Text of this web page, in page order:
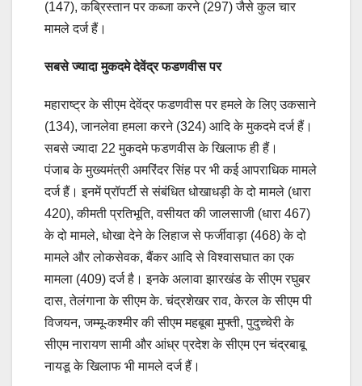
(147), कब्रिस्तान पर कब्जा करने (297) जैसे कुल चार
मामले दर्ज हैं।
सबसे ज्यादा मुकदमे देवेंद्र फडणवीस पर
महाराष्ट्र के सीएम देवेंद्र फडणवीस पर हमले के लिए उकसाने
(134), जानलेवा हमला करने (324) आदि के मुकदमे दर्ज हैं।
सबसे ज्यादा 22 मुकदमे फडणवीस के खिलाफ ही हैं।
पंजाब के मुख्यमंत्री अमरिंदर सिंह पर भी कई आपराधिक मामले
दर्ज हैं। इनमें प्रॉपर्टी से संबंधित धोखाधड़ी के दो मामले (धारा
420), कीमती प्रतिभूति, वसीयत की जालसाजी (धारा 467)
के दो मामले, धोखा देने के लिहाज से फर्जीवाड़ा (468) के दो
मामले और लोकसेवक, बैंकर आदि से विश्वासघात का एक
मामला (409) दर्ज है। इनके अलावा झारखंड के सीएम रघुबर
दास, तेलंगाना के सीएम के. चंद्रशेखर राव, केरल के सीएम पी
विजयन, जम्मू-कश्मीर की सीएम महबूबा मुफ्ती, पुदुच्चेरी के
सीएम नारायण सामी और आंध्र प्रदेश के सीएम एन चंद्रबाबू
नायडू के खिलाफ भी मामले दर्ज हैं।